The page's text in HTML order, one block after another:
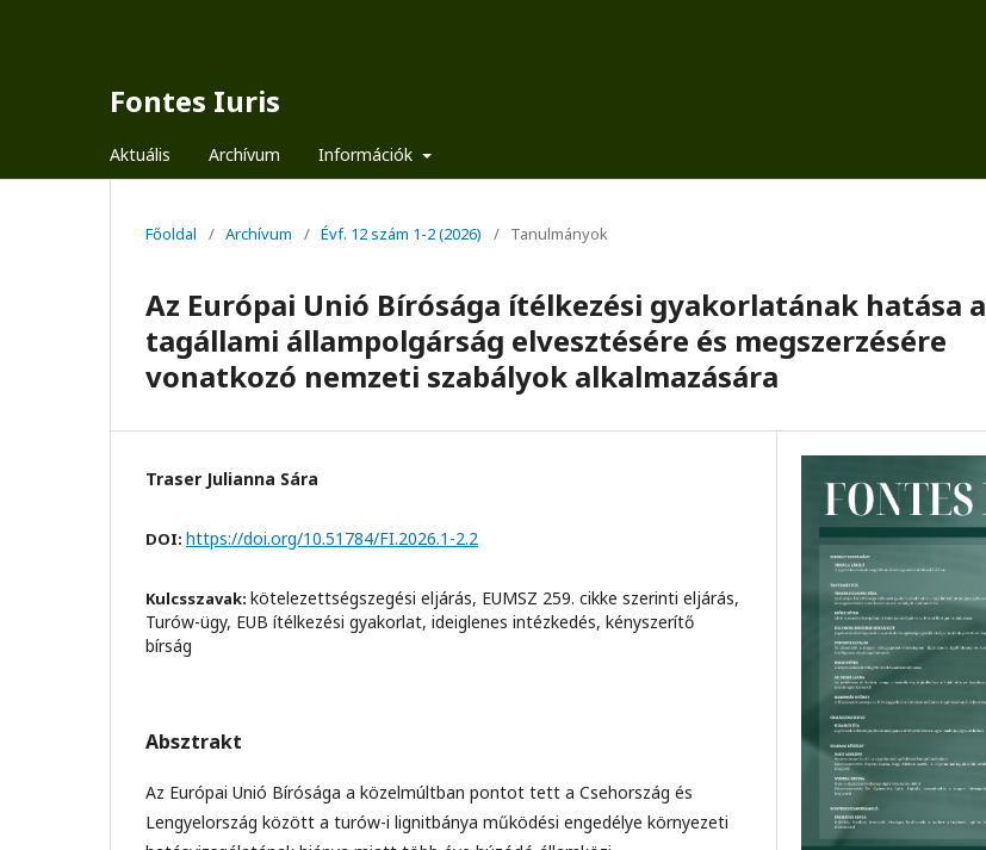
Fontes Iuris
Aktuális Archívum Információk
Főoldal / Archívum / Évf. 12 szám 1-2 (2026) / Tanulmányok
Az Európai Unió Bírósága ítélkezési gyakorlatának hatása a
tagállami állampolgárság elvesztésére és megszerzésére
vonatkozó nemzeti szabályok alkalmazására
Traser Julianna Sára
DOI: https://doi.org/10.51784/FI.2026.1-2.2
Kulcsszavak: kötelezettségszegési eljárás, EUMSZ 259. cikke szerinti eljárás,
Turów-ügy, EUB ítélkezési gyakorlat, ideiglenes intézkedés, kényszerítő
bírság
Absztrakt
Az Európai Unió Bírósága a közelmúltban pontot tett a Csehország és
Lengyelország között a turów-i lignitbánya működési engedélye környezeti